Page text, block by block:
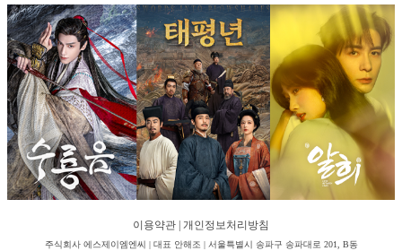
이용약관 개인정보처리방침
주식회사 에스제이엠엔씨 | 대표 안해조 | 서울특별시 송파구 송파대로 201, B동